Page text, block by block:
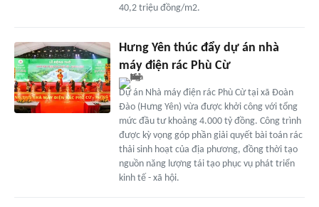
40,2 triệu đồng/m2.
Hưng Yên thúc đẩy dự án nhà
máy điện rác Phù Cừ
Dự án Nhà máy điện rác Phù Cừ tại xã Đoàn
Đào (Hưng Yên) vừa được khởi công với tổng
mức đầu tư khoảng 4.000 tỷ đồng. Công trình
được kỳ vọng góp phần giải quyết bài toán rác
thải sinh hoạt của địa phương, đồng thời tạo
nguồn năng lượng tái tạo phục vụ phát triển
kinh tế - xã hội.